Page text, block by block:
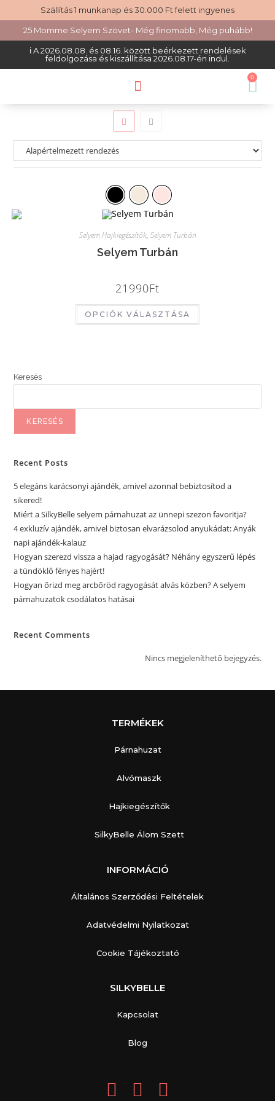
Szállítás 1 munkanap és 30.000 Ft felett ingyenes
25 Momme Selyem Szövet- Még finomabb, Még puhább!
ℹ️ A 2026.08.08. és 08.16. között beérkezett rendelések
feldolgozása és kiszállítása 2026.08.17-én indul.
0
Selyem Hajkiegészítők, Selyem Turbán
Selyem Turbán
21990Ft
OPCIÓK VÁLASZTÁSA
Keresés
KERESÉS
Recent Posts
5 elegáns karácsonyi ajándék, amivel azonnal bebiztosítod a
sikered!
Miért a SilkyBelle selyem párnahuzat az ünnepi szezon favoritja?
4 exkluzív ajándék, amivel biztosan elvarázsolod anyukádat: Anyák
napi ajándék-kalauz
Hogyan szerezd vissza a hajad ragyogását? Néhány egyszerű lépés
a tündöklő fényes hajért!
Hogyan őrizd meg arcbőröd ragyogását alvás közben? A selyem
párnahuzatok csodálatos hatásai
Recent Comments
Nincs megjeleníthető bejegyzés.
TERMÉKEK
Párnahuzat
Alvómaszk
Hajkiegészítők
SilkyBelle Álom Szett
INFORMÁCIÓ
Általános Szerződési Feltételek
Adatvédelmi Nyilatkozat
Cookie Tájékoztató
SILKYBELLE
Kapcsolat
Blog